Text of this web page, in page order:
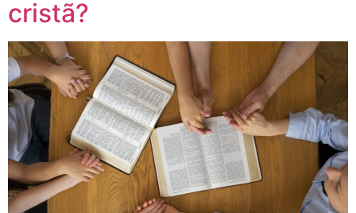
cristã?